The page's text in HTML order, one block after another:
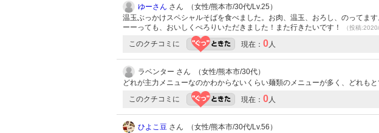
ゆーさん さん （女性/熊本市/30代/Lv.25）
温玉ぶっかけスペシャルそばを食べました。お肉、温玉、おろし、のってま
ーーっても、おいしくぺろりいただきました！また行きたいです！
（投稿
このクチコミに 現在： 0人
ラベンター さん （女性/熊本市/30代）
どれが主力メニューなのかわからないくらい麺類のメニューが多く、どれもと
このクチコミに 現在： 0人
ひよこ豆 さん （女性/熊本市/30代/Lv.56）